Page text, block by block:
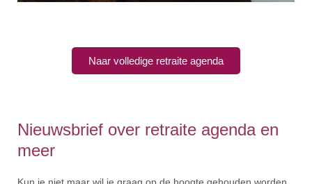
Naar volledige retraite agenda
Nieuwsbrief over retraite agenda en
meer